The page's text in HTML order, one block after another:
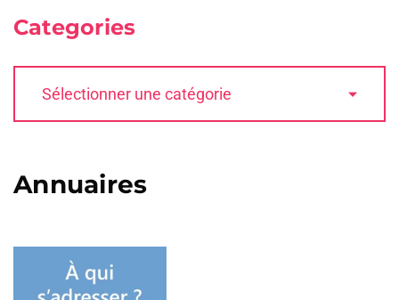
Categories
Annuaires